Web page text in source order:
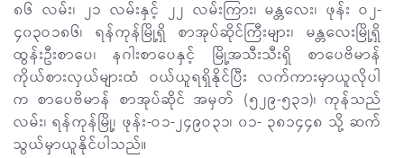
၈၆ လမ်း၊ ၂၁ လမ်းနှင့် ၂၂ လမ်းကြား၊ မန္တလေး၊ ဖုန်း ဝ၂-
၄၀၃ဝ၁၈၆၊ ရန်ကုန်မြို့ရှိ စာအုပ်ဆိုင်ကြီးများ၊ မန္တလေးမြို့ရှိ
ထွန်းဦးစာပေ၊ နဂါးစာပေနှင့် မြို့အသီးသီးရှိ စာပေဗိမာန်
ကိုယ်စားလှယ်များထံ ဝယ်ယူရရှိနိုင်ပြီး လက်ကားမှာယူလိုပါ
က စာပေဗိမာန် စာအုပ်ဆိုင် အမှတ် (၅၂၉-၅၃၁)၊ ကုန်သည်
လမ်း၊ ရန်ကုန်မြို့၊ ဖုန်း-ဝ၁-၂၄၉ဝ၃၁၊ ၀၁- ၃၈၁၄၄၈ သို့ ဆက်
သွယ်မှာယူနိုင်ပါသည်။